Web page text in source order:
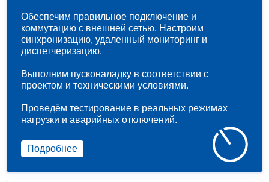
Обеспечим правильное подключение и
коммутацию с внешней сетью. Настроим
синхронизацию, удаленный мониторинг и
диспетчеризацию.
Выполним пусконаладку в соответствии с
проектом и техническими условиями.
Проведём тестирование в реальных режимах
нагрузки и аварийных отключений.
Подробнее